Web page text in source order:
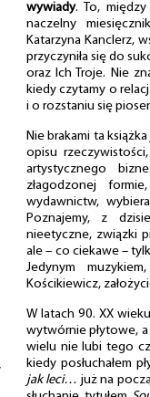
wywiady. To,
naczelny
Katarzyna Kanclerz,
przyczyniła się do
oraz Ich Troje. Nie
kiedy czytamy o
i o rozstaniu się
Nie brakami ta
opisu
artystycznego
złagodzonej
wydawnictw,
Poznajemy, z
nieetyczne, związki
ale – co ciekawe –
Jedynym
Kościkiewicz,
W latach 90. XX
wytwórnie płytowe,
wielu nie lubi tego
kiedy posłuchałem
jak leci… już na